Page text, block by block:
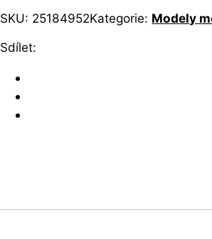
SKU: 25184952Kategorie: Modely
Sdílet: